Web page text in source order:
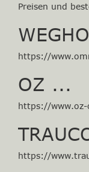
Preisen und
https://
OZ ...
https://www.oz-
https://